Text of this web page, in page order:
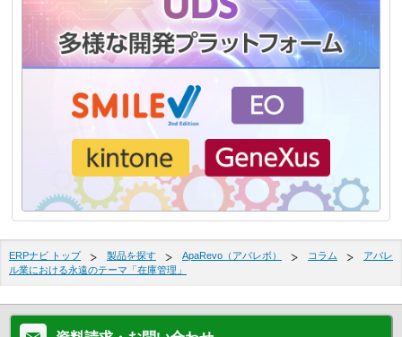
ERPナビ トップ 製品を探す ApaRevo（アパレボ） コラム
アパレ
ル業における永遠のテーマ「在庫管理」